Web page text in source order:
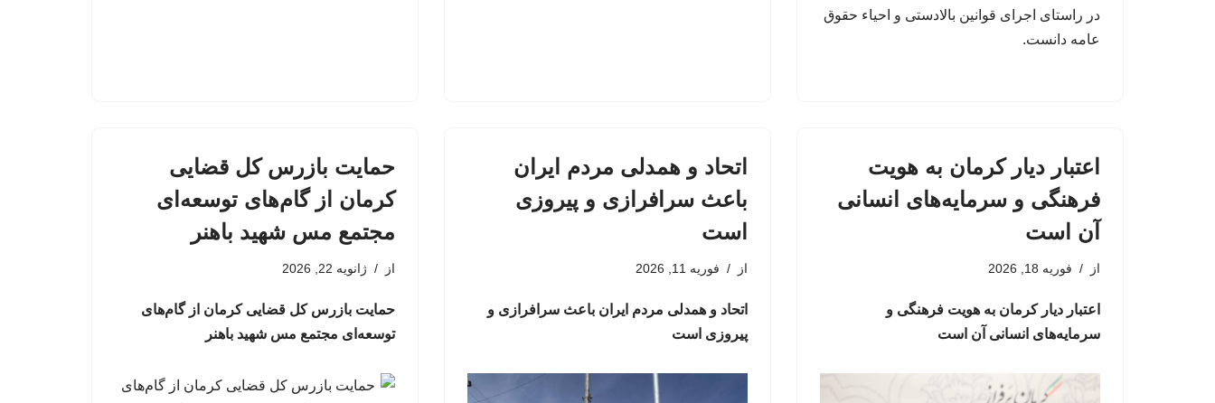
در راستای اجرای قوانین بالادستی و احیاء حقوق
عامه دانست.
اعتبار دیار کرمان به هویت
فرهنگی و سرمایه‌های انسانی
آن است
از فوریه 18, 2026
اعتبار دیار کرمان به هویت فرهنگی و
سرمایه‌های انسانی آن است
اتحاد و همدلی مردم ایران
باعث سرافرازی و پیروزی
است
از فوریه 11, 2026
اتحاد و همدلی مردم ایران باعث سرافرازی و
پیروزی است
حمایت بازرس کل قضایی
کرمان از گام‌های توسعه‌ای
مجتمع مس شهید باهنر
از ژانویه 22, 2026
حمایت بازرس کل قضایی کرمان از گام‌های
توسعه‌ای مجتمع مس شهید باهنر